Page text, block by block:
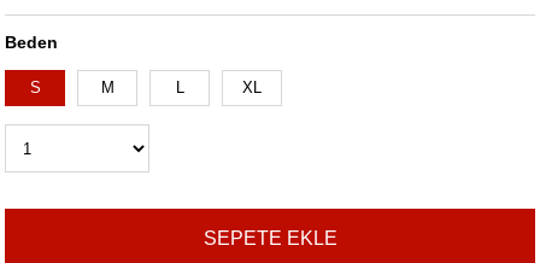
Beden
S M L XL